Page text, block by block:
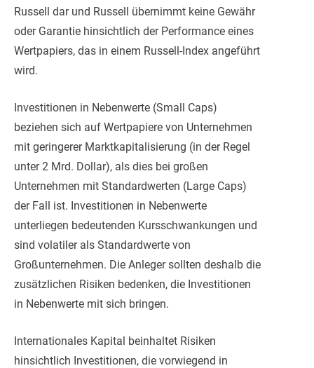
Russell dar und Russell übernimmt keine Gewähr
oder Garantie hinsichtlich der Performance eines
Wertpapiers, das in einem Russell-Index angeführt
wird.
Investitionen in Nebenwerte (Small Caps)
beziehen sich auf Wertpapiere von Unternehmen
mit geringerer Marktkapitalisierung (in der Regel
unter 2 Mrd. Dollar), als dies bei großen
Unternehmen mit Standardwerten (Large Caps)
der Fall ist. Investitionen in Nebenwerte
unterliegen bedeutenden Kursschwankungen und
sind volatiler als Standardwerte von
Großunternehmen. Die Anleger sollten deshalb die
zusätzlichen Risiken bedenken, die Investitionen
in Nebenwerte mit sich bringen.
Internationales Kapital beinhaltet Risiken
hinsichtlich Investitionen, die vorwiegend in